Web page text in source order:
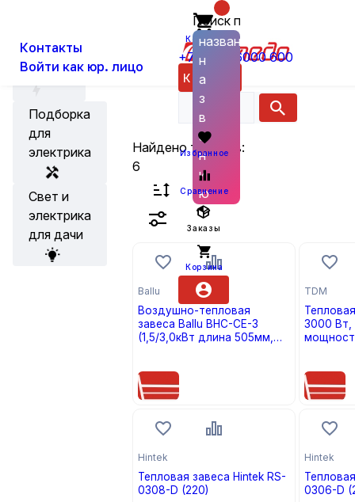
Контакты
Войти как юр. лицо
Корзина
+7 (800) 6000 600
Каталог
Поиск по
названию
н
а
з
в
а
н
и
ю
Избранное
Сравнение
Заказы
Корзина
Акции
Подборка
для
электрика
Свет и
электрика
для дачи
Каталог
Тепловые завесы
Найдено товаров:
6
Ballu
Воздушно-тепловая
завеса Ballu BHC-CE-3
(1,5/3,0кВт длина 505мм,
TDM
3000 Вт,
Hintek
Тепловая завеса Hintek RS-
0308-D (220)
Hintek
0306-D